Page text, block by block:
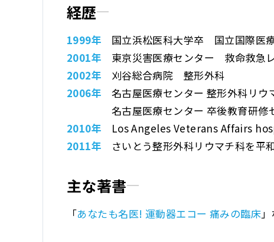
経歴
1999年 国立浜松医科大学卒
国立国際医
2001年
東京災害医療センター
救命救急
2002年
刈谷総合病院 整形外科
2006年
名古屋医療センター 整形外科リウ
名古屋医療センター 卒後教育研修
2010年
Los Angeles Veterans Affairs
2011年
さいとう整形外科リウマチ科を平
主な著書
「あなたも名医! 運動器エコー 痛みの臨床」